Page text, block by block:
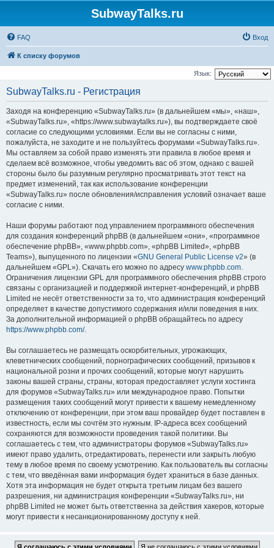
SubwayTalks.ru
FAQ Вход
К списку форумов
Язык:
SubwayTalks.ru - Регистрация
Заходя на конференцию «SubwayTalks.ru» (в дальнейшем «мы», «наш»,
«SubwayTalks.ru», «https://www.subwaytalks.ru»), вы подтверждаете своё
согласие со следующими условиями. Если вы не согласны с ними,
пожалуйста, не заходите и не пользуйтесь форумами «SubwayTalks.ru».
Мы оставляем за собой право изменять эти правила в любое время и
сделаем всё возможное, чтобы уведомить вас об этом, однако с вашей
стороны было бы разумным регулярно просматривать этот текст на
предмет изменений, так как использование конференции
«SubwayTalks.ru» после обновления/исправления условий означает ваше
согласие с ними.
Наши форумы работают под управлением программного обеспечения
для создания конференций phpBB (в дальнейшем «они», «программное
обеспечение phpBB», «www.phpbb.com», «phpBB Limited», «phpBB
Teams»), выпущенного по лицензии «GNU General Public License v2» (в
дальнейшем «GPL»). Скачать его можно по адресу www.phpbb.com.
Ограничения лицензии GPL для программного обеспечения phpBB строго
связаны с организацией и поддержкой интернет-конференций, и phpBB
Limited не несёт ответственности за то, что администрация конференций
определяет в качестве допустимого содержания и/или поведения в них.
За дополнительной информацией о phpBB обращайтесь по адресу
https://www.phpbb.com/.
Вы соглашаетесь не размещать оскорбительных, угрожающих,
клеветнических сообщений, порнографических сообщений, призывов к
национальной розни и прочих сообщений, которые могут нарушить
законы вашей страны, страны, которая предоставляет услуги хостинга
для форумов «SubwayTalks.ru» или международное право. Попытки
размещения таких сообщений могут привести к вашему немедленному
отключению от конференции, при этом ваш провайдер будет поставлен в
известность, если мы сочтём это нужным. IP-адреса всех сообщений
сохраняются для возможности проведения такой политики. Вы
соглашаетесь с тем, что администраторы форумов «SubwayTalks.ru»
имеют право удалить, отредактировать, перенести или закрыть любую
тему в любое время по своему усмотрению. Как пользователь вы согласны
с тем, что введённая вами информация будет храниться в базе данных.
Хотя эта информация не будет открыта третьим лицам без вашего
разрешения, ни администрация конференции «SubwayTalks.ru», ни
phpBB Limited не может быть ответственна за действия хакеров, которые
могут привести к несанкционированному доступу к ней.